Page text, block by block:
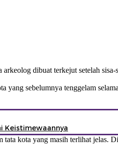
dibuat terkejut setelah
sebelumnya tenggelam
Keistimewaannya
kota yang masih terlihat